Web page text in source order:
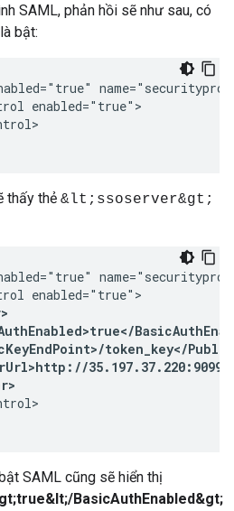
SAML, phản hồi sẽ như sau, có
bật:
enabled="true">
thấy thẻ &lt;ssoserver&gt;
enabled="true">
token_key</
SAML cũng sẽ hiển thị
BasicAuthEnabled&gt;